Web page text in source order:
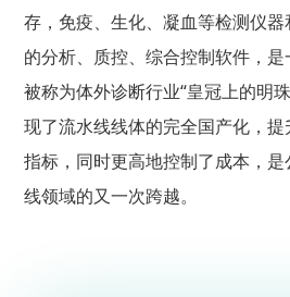
存，免疫、生化、凝血等检测仪
的分析、质控、综合控制软件，
被称为体外诊断行业“皇冠上的明
现了流水线线体的完全国产化，
指标，同时更高地控制了成本，
线领域的又一次跨越。